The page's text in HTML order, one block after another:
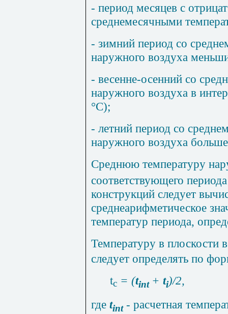
- период месяцев с
среднемесячными
- зимний период со
наружного воздуха
- весенне-осенний со
наружного воздуха в
°С);
- летний период со
наружного воздуха
Среднюю температуру
соответствующего
конструкций следует
среднеарифметическое
температур периода,
Температуру в плоскости
следует определять по
tc = (tint + ti)/2,
где tint - расчетная